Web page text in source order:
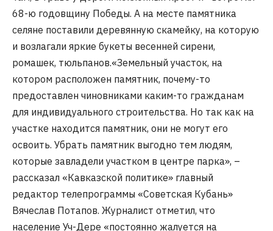
68-ю годовщину Победы. А на месте памятника
селяне поставили деревянную скамейку, на которую
и возлагали яркие букеты весенней сирени,
ромашек, тюльпанов.«Земельный участок, на
котором расположен памятник, почему-то
предоставлен чиновниками каким-то гражданам
для индивидуального строительства. Но так как на
участке находится памятник, они не могут его
освоить. Убрать памятник выгодно тем людям,
которые завладели участком в центре парка», –
рассказал «Кавказской политике» главный
редактор телепрограммы «Советская Кубань»
Вячеслав Потапов. Журналист отметил, что
население Уч-Дере «постоянно жалуется на